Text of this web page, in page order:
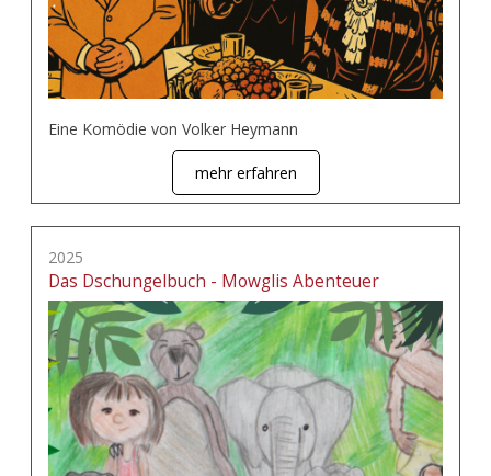
Eine Komödie von Volker Heymann
mehr erfahren
2025
Das Dschungelbuch - Mowglis Abenteuer